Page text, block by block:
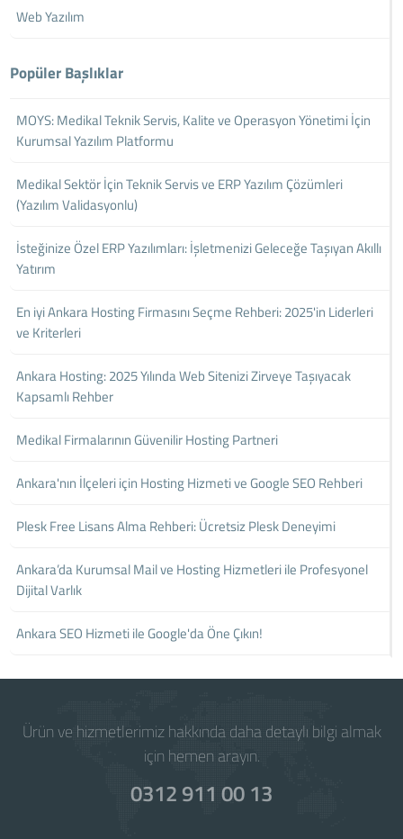
Web Yazılım
Popüler Başlıklar
MOYS: Medikal Teknik Servis, Kalite ve Operasyon Yönetimi İçin
Kurumsal Yazılım Platformu
Medikal Sektör İçin Teknik Servis ve ERP Yazılım Çözümleri
(Yazılım Validasyonlu)
İsteğinize Özel ERP Yazılımları: İşletmenizi Geleceğe Taşıyan Akıllı
Yatırım
En iyi Ankara Hosting Firmasını Seçme Rehberi: 2025'in Liderleri
ve Kriterleri
Ankara Hosting: 2025 Yılında Web Sitenizi Zirveye Taşıyacak
Kapsamlı Rehber
Medikal Firmalarının Güvenilir Hosting Partneri
Ankara'nın İlçeleri için Hosting Hizmeti ve Google SEO Rehberi
Plesk Free Lisans Alma Rehberi: Ücretsiz Plesk Deneyimi
Ankara’da Kurumsal Mail ve Hosting Hizmetleri ile Profesyonel
Dijital Varlık
Ankara SEO Hizmeti ile Google'da Öne Çıkın!
Ürün ve hizmetlerimiz hakkında daha detaylı bilgi almak
için hemen arayın.
0312 911 00 13